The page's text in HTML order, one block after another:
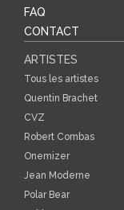
FAQ
CONTACT
ARTISTES
Tous les artistes
Quentin Brachet
CVZ
Robert Combas
Onemizer
Jean Moderne
Polar Bear